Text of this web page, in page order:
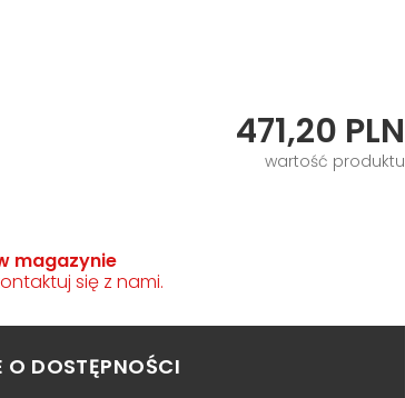
471,20 PLN
wartość produktu
magazynie
się z nami.
O DOSTĘPNOŚCI